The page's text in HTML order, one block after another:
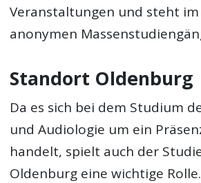
Veranstaltungen und steht im
anonymen
Standort Oldenburg
Da es sich bei dem Studium
und Audiologie um ein
handelt, spielt auch der
Oldenburg eine wichtige